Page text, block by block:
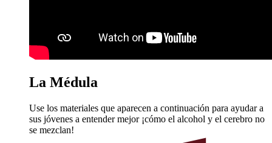
La Médula
Use los materiales que aparecen a continuación para ayudar a
sus jóvenes a entender mejor ¡cómo el alcohol y el cerebro no
se mezclan!